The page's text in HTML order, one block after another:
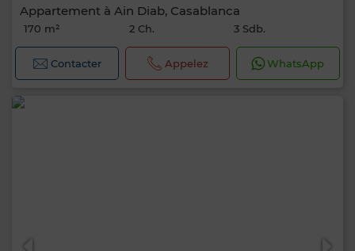
Appartement à Ain Diab, Casablanca
170 m² 2 Ch. 3 Sdb.
Contacter Appelez WhatsApp